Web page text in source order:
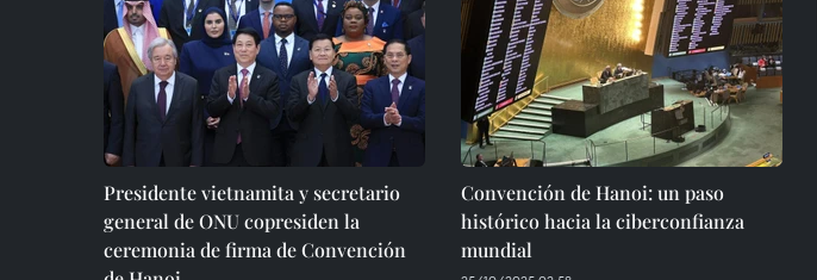
Presidente vietnamita y secretario
general de ONU copresiden la
ceremonia de firma de Convención
Convención de Hanoi: un paso
histórico hacia la ciberconfianza
mundial